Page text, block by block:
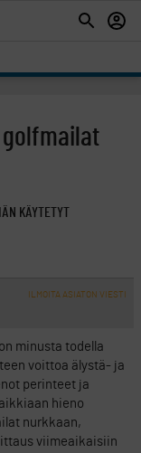
KÄYTETYT
ILMOITA ASIATON VIESTI
minusta todella
voittoa älystä- ja
perinteet ja
hieno
nurkkaan,
viimeaikaisiin